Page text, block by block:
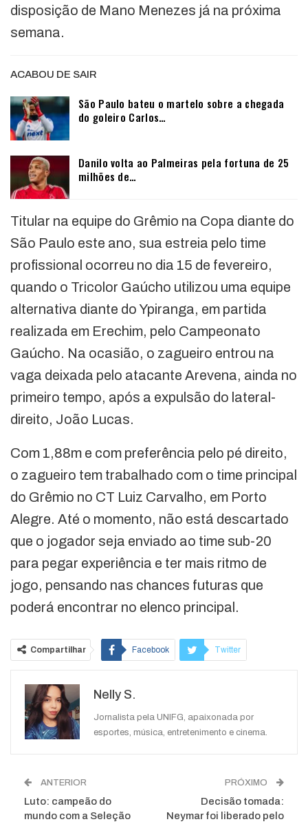
disposição de Mano Menezes já na próxima
semana.
ACABOU DE SAIR
São Paulo bateu o martelo sobre a chegada
do goleiro Carlos…
Danilo volta ao Palmeiras pela fortuna de 25
milhões de…
Titular na equipe do Grêmio na Copa diante do
São Paulo este ano, sua estreia pelo time
profissional ocorreu no dia 15 de fevereiro,
quando o Tricolor Gaúcho utilizou uma equipe
alternativa diante do Ypiranga, em partida
realizada em Erechim, pelo Campeonato
Gaúcho. Na ocasião, o zagueiro entrou na
vaga deixada pelo atacante Arevena, ainda no
primeiro tempo, após a expulsão do lateral-
direito, João Lucas.
Com 1,88m e com preferência pelo pé direito,
o zagueiro tem trabalhado com o time principal
do Grêmio no CT Luiz Carvalho, em Porto
Alegre. Até o momento, não está descartado
que o jogador seja enviado ao time sub-20
para pegar experiência e ter mais ritmo de
jogo, pensando nas chances futuras que
poderá encontrar no elenco principal.
Compartilhar Facebook Twitter
WhatsApp
Nelly S.
Jornalista pela UNIFG, apaixonada por
esportes, música, entretenimento e cinema.
ANTERIOR
Luto: campeão do
mundo com a Seleção
PRÓXIMO
Decisão tomada:
Neymar foi liberado pelo